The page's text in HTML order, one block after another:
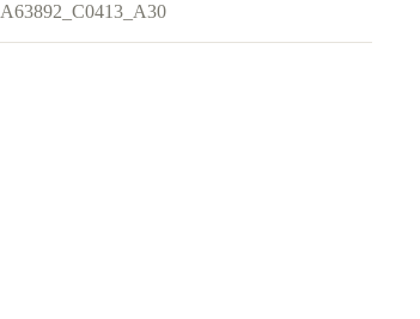
A63892_C0413_A30